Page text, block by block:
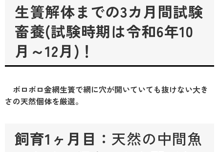
生簀解体までの3カ月間試験
畜養(試験時期は令和6年10
月～12月)！
ボロボロ金網生簀で網に穴が開いていても抜けない大き
さの天然個体を厳選。
飼育1ヶ月目： 天然の中間魚